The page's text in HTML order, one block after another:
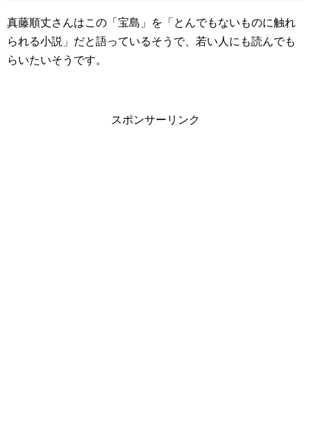
真藤順丈さんはこの「宝島」を「とんでもないものに触れ
られる小説」だと語っているそうで、若い人にも読んでも
らいたいそうです。
スポンサーリンク